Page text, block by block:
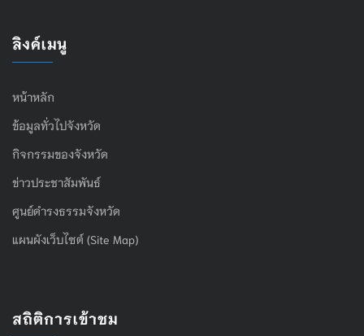
ลิงค์เมนู
หน้าหลัก
ข้อมูลทั่วไปจังหวัด
กิจกรรมของจังหวัด
ข่าวประชาสัมพันธ์
ศูนย์ดำรงธรรมจังหวัด
แผนผังเว็บไซต์ (Site Map)
สถิติการเข้าชม